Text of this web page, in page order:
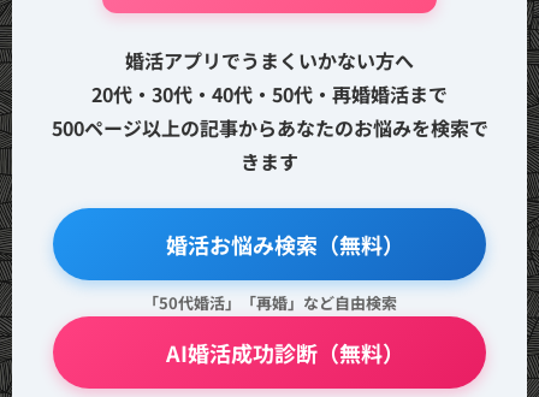
婚活アプリでうまくいかない方へ
20代・30代・40代・50代・再婚婚活まで
500ページ以上の記事からあなたのお悩みを検索で
きます
🔍 婚活お悩み検索（無料）
「50代婚活」「再婚」など自由検索
💖 AI婚活成功診断（無料）